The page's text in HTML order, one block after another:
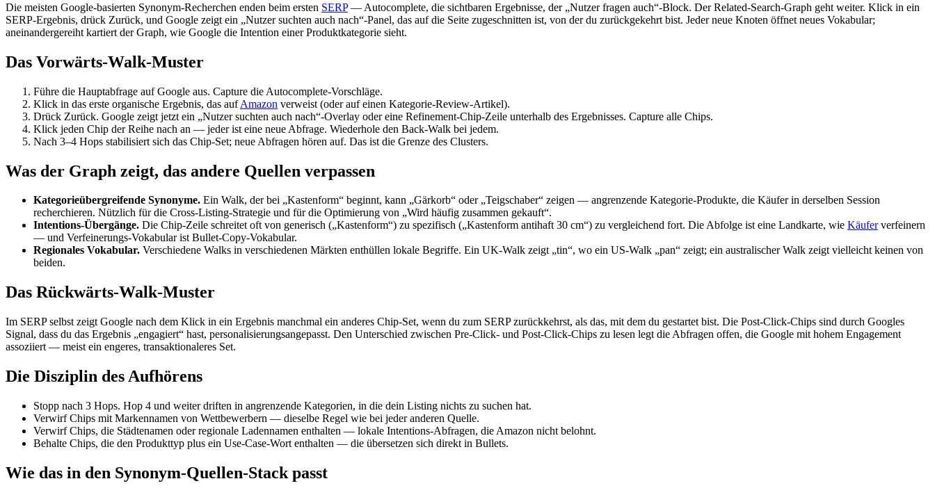
Die meisten Google-basierten Synonym-Recherchen enden beim ersten SERP— Autocomplete, die sichtbaren Ergebnisse, der „Nutzer fragen auch“-Block. Der Related-Search-Graph geht weiter. Klick in ein
SERP-Ergebnis, drück Zurück, und Google zeigt ein „Nutzer suchten auch nach“-Panel, das auf die Seite zugeschnitten ist, von der du zurückgekehrt bist. Jeder neue Knoten öffnet neues Vokabular;
aneinandergereiht kartiert der Graph, wie Google die Intention einer Produktkategorie sieht.
Das Vorwärts-Walk-Muster
Führe die Hauptabfrage auf Google aus. Capture die Autocomplete-Vorschläge.
Klick in das erste organische Ergebnis, das aufAmazon verweist (oder auf einen Kategorie-Review-Artikel).
Drück Zurück. Google zeigt jetzt ein „Nutzer suchten auch nach“-Overlay oder eine Refinement-Chip-Zeile unterhalb des Ergebnisses. Capture alle Chips.
Klick jeden Chip der Reihe nach an — jeder ist eine neue Abfrage. Wiederhole den Back-Walk bei jedem.
Nach 3–4 Hops stabilisiert sich das Chip-Set; neue Abfragen hören auf. Das ist die Grenze des Clusters.
Was der Graph zeigt, das andere Quellen verpassen
Kategorieübergreifende Synonyme. Ein Walk, der bei „Kastenform“ beginnt, kann „Gärkorb“ oder „Teigschaber“ zeigen — angrenzende Kategorie-Produkte, die Käufer in derselben Session
recherchieren. Nützlich für die Cross-Listing-Strategie und für die Optimierung von „Wird häufig zusammen gekauft“.
Intentions-Übergänge. Die Chip-Zeile schreitet oft von generisch („Kastenform“) zu spezifisch („Kastenform antihaft 30 cm“) zu vergleichend fort. Die Abfolge ist eine Landkarte, wie Käuferverfeinern
— und Verfeinerungs-Vokabular ist Bullet-Copy-Vokabular.
Regionales Vokabular. Verschiedene Walks in verschiedenen Märkten enthüllen lokale Begriffe. Ein UK-Walk zeigt „tin“, wo ein US-Walk „pan“ zeigt; ein australischer Walk zeigt vielleicht keinen von
beiden.
Das Rückwärts-Walk-Muster
Im SERP selbst zeigt Google nach dem Klick in ein Ergebnis manchmal ein anderes Chip-Set, wenn du zum SERP zurückkehrst, als das, mit dem du gestartet bist. Die Post-Click-Chips sind durch Googles
Signal, dass du das Ergebnis „engagiert“ hast, personalisierungsangepasst. Den Unterschied zwischen Pre-Click- und Post-Click-Chips zu lesen legt die Abfragen offen, die Google mit hohem Engagement
assoziiert — meist ein engeres, transaktionaleres Set.
Die Disziplin des Aufhörens
Stopp nach 3 Hops. Hop 4 und weiter driften in angrenzende Kategorien, in die dein Listing nichts zu suchen hat.
Verwirf Chips mit Markennamen von Wettbewerbern — dieselbe Regel wie bei jeder anderen Quelle.
Verwirf Chips, die Städtenamen oder regionale Ladennamen enthalten — lokale Intentions-Abfragen, die Amazon nicht belohnt.
Behalte Chips, die den Produkttyp plus ein Use-Case-Wort enthalten — die übersetzen sich direkt in Bullets.
Wie das in den Synonym-Quellen-Stack passt